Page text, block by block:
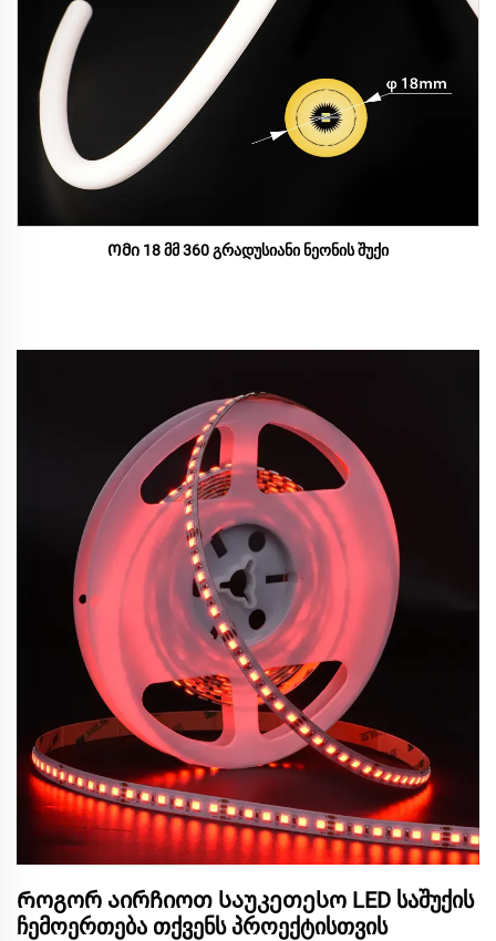
Ომი 18 მმ 360 გრადუსიანი ნეონის შუქი
Როგორ აირჩიოთ საუკეთესო LED საშუქის
ჩემოერთება თქვენს პროექტისთვის